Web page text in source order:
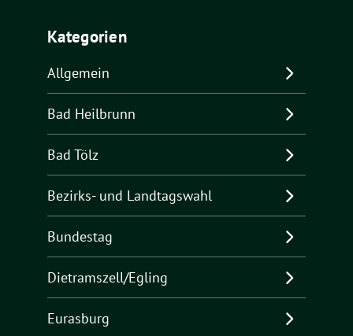
Kategorien
Allgemein
Bad Heilbrunn
Bad Tölz
Bezirks- und Landtagswahl
Bundestag
Dietramszell/Egling
Eurasburg